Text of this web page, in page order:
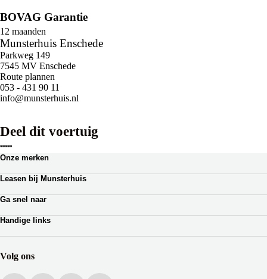
Benieuwd naar de mogelijkheden? Bel ons op 053-
4319011!
BOVAG Garantie
12 maanden
Munsterhuis Enschede
Parkweg 149
7545 MV Enschede
Route plannen
053 - 431 90 11
info@munsterhuis.nl
Deel dit voertuig
Onze merken
Dacia
Ferrari
Leasen bij Munsterhuis
Private lease
Shortlease
Ga snel naar
Webshop auto onderdelen
Handige links
Bedrijfsbrochure
Volg ons